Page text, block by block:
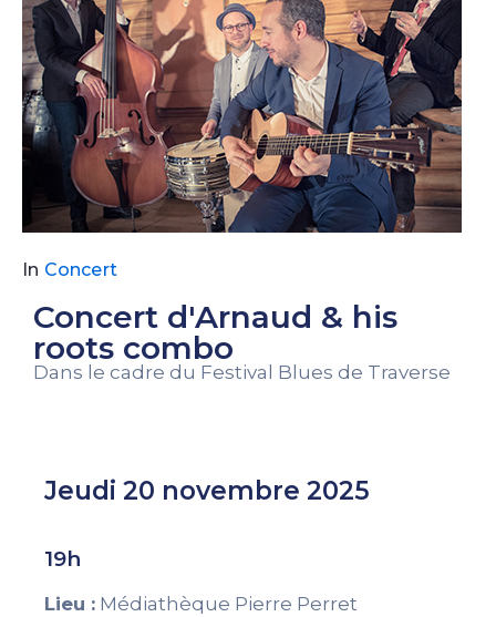
In Concert
Concert d'Arnaud & his
roots combo
Dans le cadre du Festival Blues de Traverse
Jeudi 20 novembre 2025
19h
Lieu : Médiathèque Pierre Perret